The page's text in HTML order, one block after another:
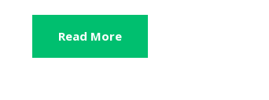
Read More